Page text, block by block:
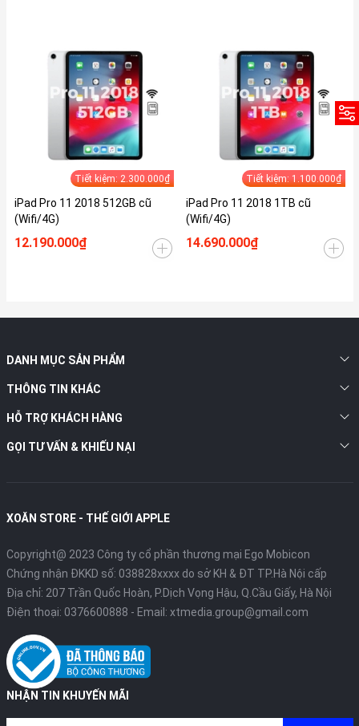
Tiết kiệm: 2.300.000₫
iPad Pro 11 2018 512GB cũ
(Wifi/4G)
12.190.000₫
Tiết kiệm: 1.100.000₫
iPad Pro 11 2018 1TB cũ
(Wifi/4G)
14.690.000₫
DANH MỤC SẢN PHẨM
THÔNG TIN KHÁC
HỖ TRỢ KHÁCH HÀNG
GỌI TƯ VẤN & KHIẾU NẠI
XOĂN STORE - THẾ GIỚI APPLE
Copyright@ 2023 Công ty cổ phần thương mại Ego Mobicon
Chứng nhận ĐKKD số: 038828xxxx do sở KH & ĐT TP.Hà Nội cấp
Địa chỉ: 207 Trần Quốc Hoàn, P.Dịch Vọng Hậu, Q.Cầu Giấy, Hà Nội
Điện thoại: 0376600888 - Email: xtmedia.group@gmail.com
NHẬN TIN KHUYẾN MÃI